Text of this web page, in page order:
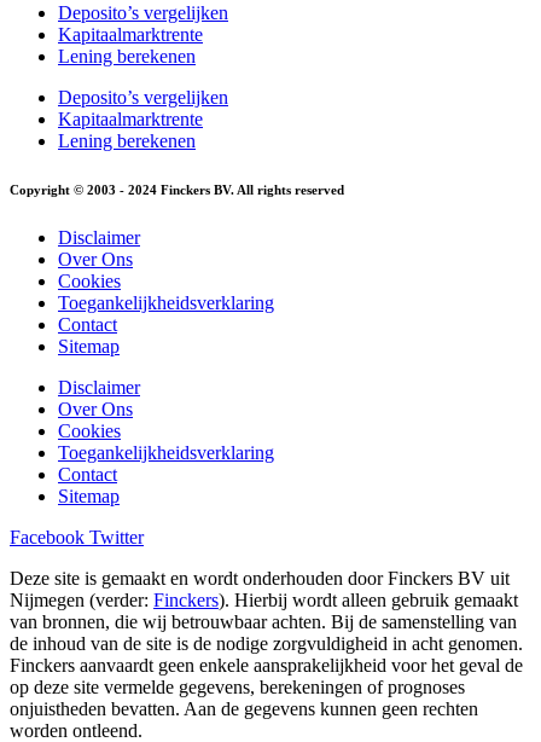
Deposito’s vergelijken
Kapitaalmarktrente
Lening berekenen
Deposito’s vergelijken
Kapitaalmarktrente
Lening berekenen
Copyright © 2003 - 2024 Finckers BV. All rights reserved
Disclaimer
Over Ons
Cookies
Toegankelijkheidsverklaring
Contact
Sitemap
Disclaimer
Over Ons
Cookies
Toegankelijkheidsverklaring
Contact
Sitemap
Facebook Twitter
Deze site is gemaakt en wordt onderhouden door Finckers BV uit
Nijmegen (verder: Finckers). Hierbij wordt alleen gebruik gemaakt
van bronnen, die wij betrouwbaar achten. Bij de samenstelling van
de inhoud van de site is de nodige zorgvuldigheid in acht genomen.
Finckers aanvaardt geen enkele aansprakelijkheid voor het geval de
op deze site vermelde gegevens, berekeningen of prognoses
onjuistheden bevatten. Aan de gegevens kunnen geen rechten
worden ontleend.